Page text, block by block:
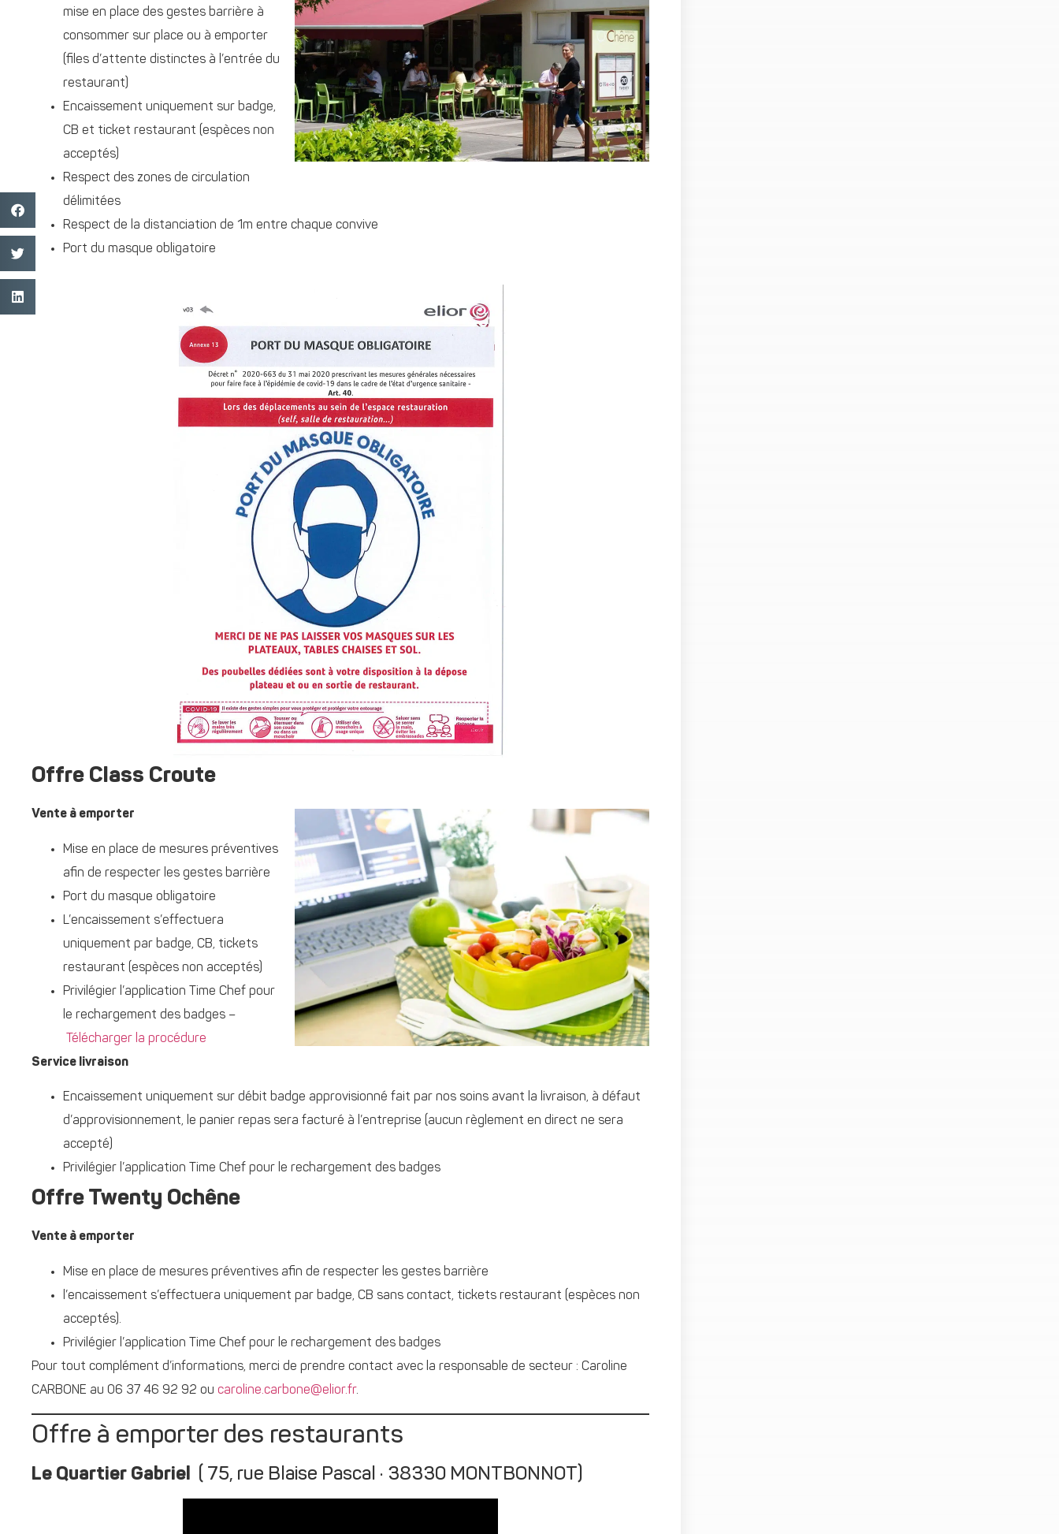
mise en place des gestes barrière à
consommer sur place ou à emporter
(files d’attente distinctes à l’entrée du
restaurant)
Encaissement uniquement sur badge,
CB et ticket restaurant (espèces non
acceptés)
Respect des zones de circulation
délimitées
Respect de la distanciation de 1m entre chaque convive
Port du masque obligatoire
Offre Class Croute
Vente à emporter
Mise en place de mesures préventives
afin de respecter les gestes barrière
Port du masque obligatoire
L’encaissement s’effectuera
uniquement par badge, CB, tickets
restaurant (espèces non acceptés)
Privilégier l’application Time Chef pour
le rechargement des badges –
Télécharger la procédure
Service livraison
Encaissement uniquement sur débit badge approvisionné fait par nos soins avant la livraison, à défaut
d’approvisionnement, le panier repas sera facturé à l’entreprise (aucun règlement en direct ne sera
accepté)
Privilégier l’application Time Chef pour le rechargement des badges
Offre Twenty Ochêne
Vente à emporter
Mise en place de mesures préventives afin de respecter les gestes barrière
l’encaissement s’effectuera uniquement par badge, CB sans contact, tickets restaurant (espèces non
acceptés).
Privilégier l’application Time Chef pour le rechargement des badges
Pour tout complément d’informations, merci de prendre contact avec la responsable de secteur : Caroline
CARBONE au 06 37 46 92 92 ou caroline.carbone@elior.fr.
Offre à emporter des restaurants
Le Quartier Gabriel ( 75, rue Blaise Pascal · 38330 MONTBONNOT)